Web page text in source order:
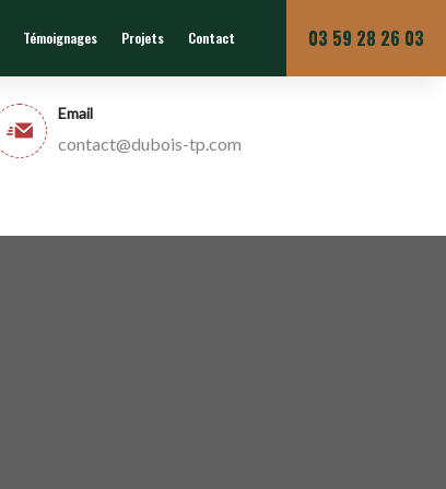
Du lundi au vendredi
Email
contact@dubois-tp.com
Témoignages Projets Contact 03 59 28 26 03